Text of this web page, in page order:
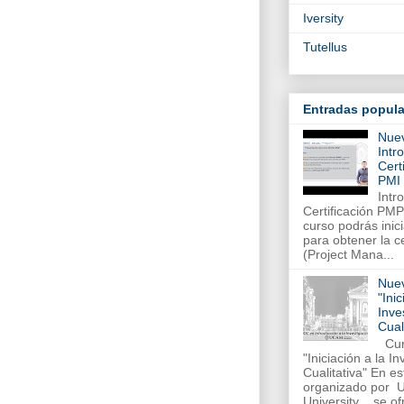
Iversity
Tutellus
Entradas
PMI
Certificación
curso podrás
para obtener la
(Project Mana...
"Iniciación a la
Cualitativa" En
organizado por